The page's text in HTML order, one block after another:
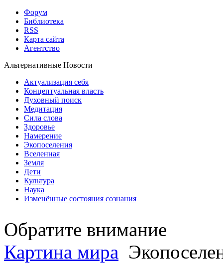
Форум
Библиотека
RSS
Карта сайта
Агентство
Альтернативные Новости
Актуализация себя
Концептуальная власть
Духовный поиск
Медитация
Сила слова
Здоровье
Намерение
Экопоселения
Вселенная
Земля
Дети
Культура
Наука
Изменённые состояния сознания
Обратите внимание
Картина мира